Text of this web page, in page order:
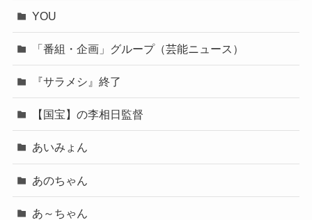
YOU
「番組・企画」グループ（芸能ニュース）
『サラメシ』終了
【国宝】の李相日監督
あいみょん
あのちゃん
あ～ちゃん